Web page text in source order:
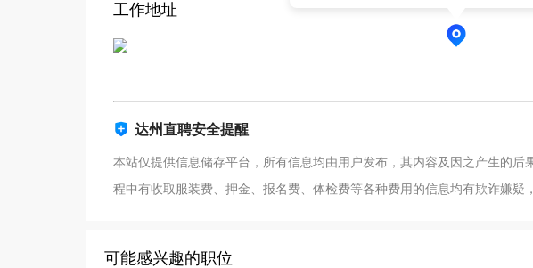
工作地址
达州直聘安全提醒
本站仅提供信息储存平台，所有信息均由用户发布，其内容及因之产生的后
程中有收取服装费、押金、报名费、体检费等各种费用的信息均有欺诈嫌疑
可能感兴趣的职位